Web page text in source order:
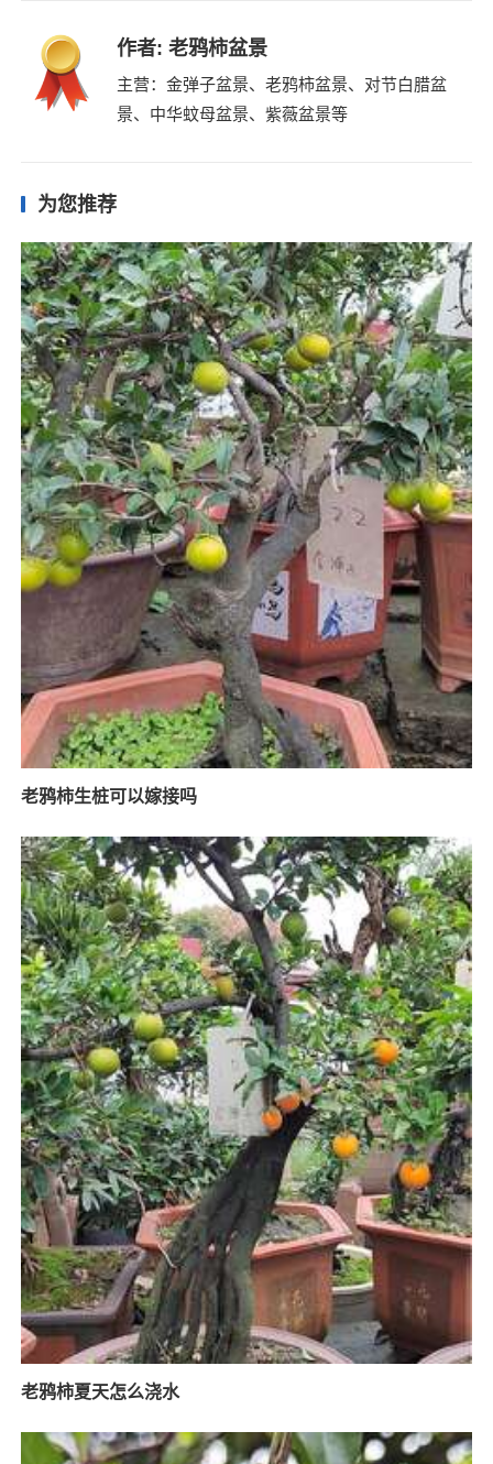
作者: 老鸦柿盆景
主营：金弹子盆景、老鸦柿盆景、对节白腊盆
景、中华蚊母盆景、紫薇盆景等
为您推荐
老鸦柿生桩可以嫁接吗
老鸦柿夏天怎么浇水